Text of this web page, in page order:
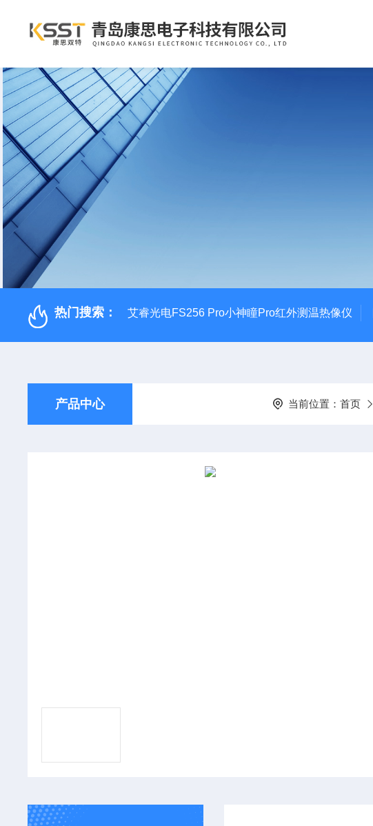
热门搜索： 艾睿光电FS256 Pro小神瞳Pro红外测温热像仪
产品中心 当前位置：首页